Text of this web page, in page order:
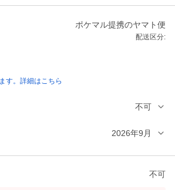
ポケマル提携のヤマト便
配送区分:
す。詳細はこちら
不可
2026年9月
不可